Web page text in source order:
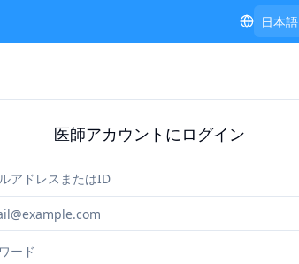
日本語
医師アカウントにログイン
アドレスまたはID
ード